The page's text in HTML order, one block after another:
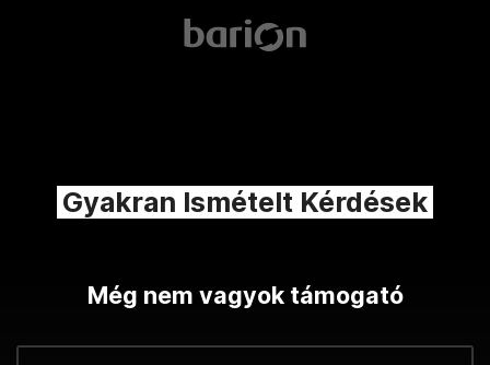
Gyakran Ismételt Kérdések
Még nem vagyok támogató